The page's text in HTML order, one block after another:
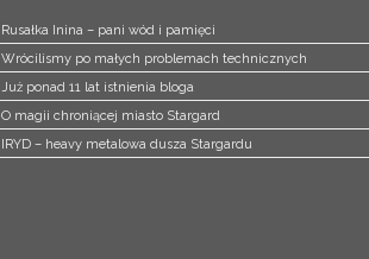
Rusałka Inina – pani wód i pamięci
Wrócilismy po małych problemach technicznych
Już ponad 11 lat istnienia bloga
O magii chroniącej miasto Stargard
IRYD – heavy metalowa dusza Stargardu